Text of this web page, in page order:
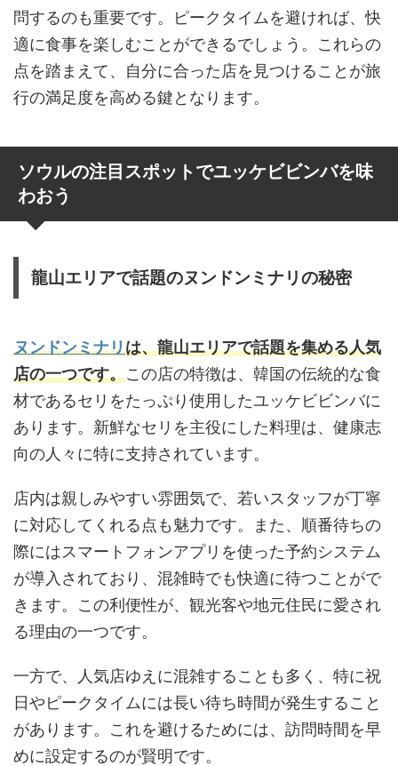
問するのも重要です。ピークタイムを避ければ、快
適に食事を楽しむことができるでしょう。これらの
点を踏まえて、自分に合った店を見つけることが旅
行の満足度を高める鍵となります。
ソウルの注目スポットでユッケビビンバを味
わおう
龍山エリアで話題のヌンドンミナリの秘密
ヌンドンミナリは、龍山エリアで話題を集める人気
店の一つです。この店の特徴は、韓国の伝統的な食
材であるセリをたっぷり使用したユッケビビンバに
あります。新鮮なセリを主役にした料理は、健康志
向の人々に特に支持されています。
店内は親しみやすい雰囲気で、若いスタッフが丁寧
に対応してくれる点も魅力です。また、順番待ちの
際にはスマートフォンアプリを使った予約システム
が導入されており、混雑時でも快適に待つことがで
きます。この利便性が、観光客や地元住民に愛され
る理由の一つです。
一方で、人気店ゆえに混雑することも多く、特に祝
日やピークタイムには長い待ち時間が発生すること
があります。これを避けるためには、訪問時間を早
めに設定するのが賢明です。